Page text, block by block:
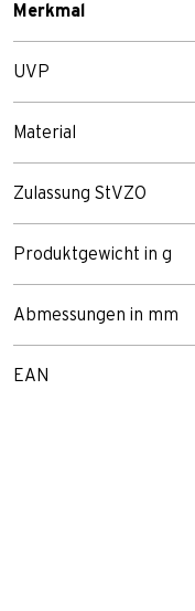
Merkmal
UVP
Material
Zulassung StVZO
Produktgewicht in g
Abmessungen in mm
EAN